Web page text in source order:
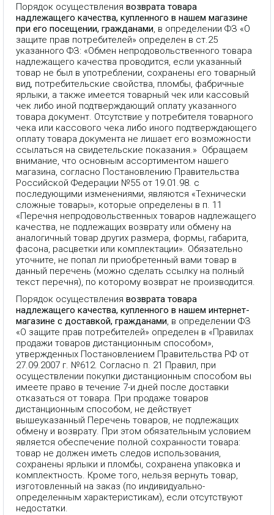
Порядок осуществления возврата товара
надлежащего качества, купленного в нашем магазине
при его посещении, гражданами , в определении ФЗ «О
защите прав потребителей» определен в ст.25
указанного ФЗ: «Обмен непродовольственного товара
надлежащего качества проводится, если указанный
товар не был в употреблении, сохранены его товарный
вид, потребительские свойства, пломбы, фабричные
ярлыки, а также имеется товарный чек или кассовый
чек либо иной подтверждающий оплату указанного
товара документ. Отсутствие у потребителя товарного
чека или кассового чека либо иного подтверждающего
оплату товара документа не лишает его возможности
ссылаться на свидетельские показания.» Обращаем
внимание, что основным ассортиментом нашего
магазина, согласно Постановлению Правительства
Российской Федерации №55 от 19.01.98. с
последующими изменениями, являются «Технически
сложные товары», которые определены в п. 11
«Перечня непродовольственных товаров надлежащего
качества, не подлежащих возврату или обмену на
аналогичный товар других размера, формы, габарита,
фасона, расцветки или комплектации». Обязательно
уточните, не попал ли приобретенный вами товар в
данный перечень (можно сделать ссылку на полный
текст перечня), по которому возврат не производится.
Порядок осуществления возврата товара
надлежащего качества, купленного в нашем интернет-
магазине с доставкой, гражданами , в определении ФЗ
«О защите прав потребителей» определен в «Правилах
продажи товаров дистанционным способом»,
утвержденных Постановлением Правительства РФ от
27.09.2007 г. №612. Согласно п. 21 Правил, при
осуществлении покупки дистанционным способом вы
имеете право в течение 7-и дней после доставки
отказаться от товара. При продаже товаров
дистанционным способом, не действует
вышеуказанный Перечень товаров, не подлежащих
обмену и возврату. При этом обязательным условием
является обеспечение полной сохранности товара:
товар не должен иметь следов использования,
сохранены ярлыки и пломбы, сохранена упаковка и
комплектность. Кроме того, нельзя вернуть товар,
изготовленный на заказ (по индивидуально-
определенным характеристикам), если отсутствуют
недостатки.